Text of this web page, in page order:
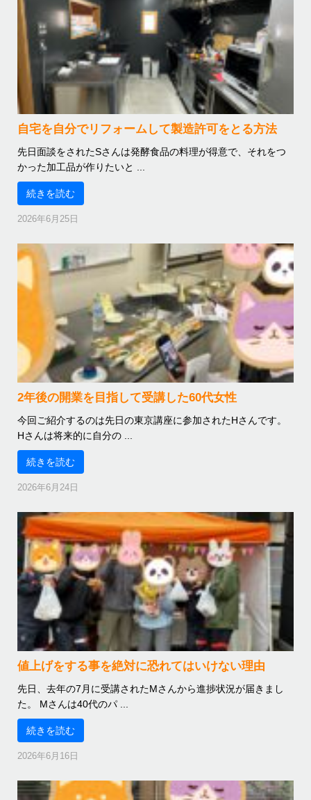
自宅を自分でリフォームして製造許可をとる方法
先日面談をされたSさんは発酵食品の料理が得意で、それをつ
かった加工品が作りたいと ...
続きを読む
2026年6月25日
2年後の開業を目指して受講した60代女性
今回ご紹介するのは先日の東京講座に参加されたHさんです。
Hさんは将来的に自分の ...
続きを読む
2026年6月24日
値上げをする事を絶対に恐れてはいけない理由
先日、去年の7月に受講されたMさんから進捗状況が届きまし
た。 Mさんは40代のパ ...
続きを読む
2026年6月16日